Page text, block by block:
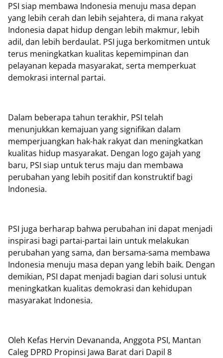
PSI siap membawa Indonesia menuju masa depan
yang lebih cerah dan lebih sejahtera, di mana rakyat
Indonesia dapat hidup dengan lebih makmur, lebih
adil, dan lebih berdaulat. PSI juga berkomitmen untuk
terus meningkatkan kualitas kepemimpinan dan
pelayanan kepada masyarakat, serta memperkuat
demokrasi internal partai.
Dalam beberapa tahun terakhir, PSI telah
menunjukkan kemajuan yang signifikan dalam
memperjuangkan hak-hak rakyat dan meningkatkan
kualitas hidup masyarakat. Dengan logo gajah yang
baru, PSI siap untuk terus maju dan membawa
perubahan yang lebih positif dan konstruktif bagi
Indonesia.
PSI juga berharap bahwa perubahan ini dapat menjadi
inspirasi bagi partai-partai lain untuk melakukan
perubahan yang sama, dan bersama-sama membawa
Indonesia menuju masa depan yang lebih baik. Dengan
demikian, PSI dapat menjadi bagian dari solusi untuk
meningkatkan kualitas demokrasi dan kehidupan
masyarakat Indonesia.
Oleh Kefas Hervin Devananda, Anggota PSI, Mantan
Caleg DPRD Propinsi Jawa Barat dari Dapil 8